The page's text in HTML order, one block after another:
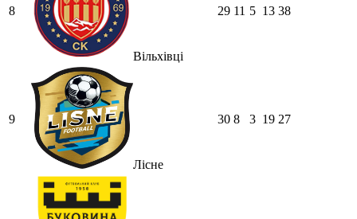
8
Вільхівці
29 11 5 13 38
9
Лісне
30 8 3 19 27